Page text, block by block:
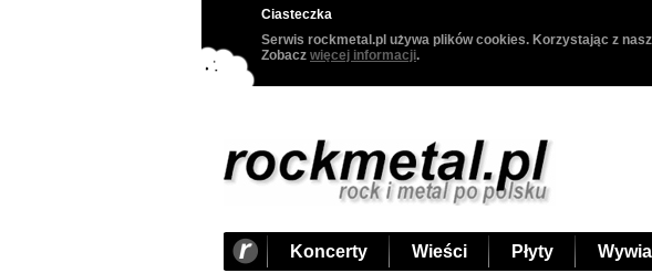
Ciasteczka
Serwis rockmetal.pl używa plików cookies. Korzystając z
Zobacz więcej informacji.
Koncerty Wieści Płyty